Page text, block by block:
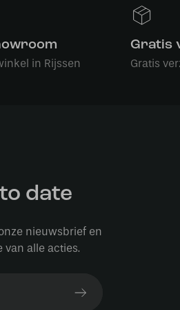
in Rijssen
Gratis
Gratis
date
nieuwsbrief en
van alle acties.